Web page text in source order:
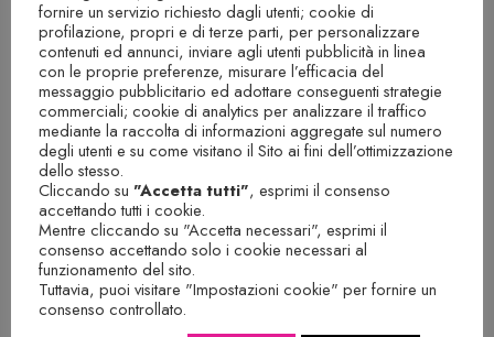
fornire un servizio richiesto dagli utenti; cookie di
profilazione, propri e di terze parti, per personalizzare
contenuti ed annunci, inviare agli utenti pubblicità in linea
con le proprie preferenze, misurare l’efficacia del
messaggio pubblicitario ed adottare conseguenti strategie
commerciali; cookie di analytics per analizzare il traffico
mediante la raccolta di informazioni aggregate sul numero
degli utenti e su come visitano il Sito ai fini dell’ottimizzazione
dello stesso.
Cliccando su "Accetta tutti", esprimi il consenso
accettando tutti i cookie.
Mentre cliccando su "Accetta necessari", esprimi il
consenso accettando solo i cookie necessari al
funzionamento del sito.
Tuttavia, puoi visitare "Impostazioni cookie" per fornire un
consenso controllato.